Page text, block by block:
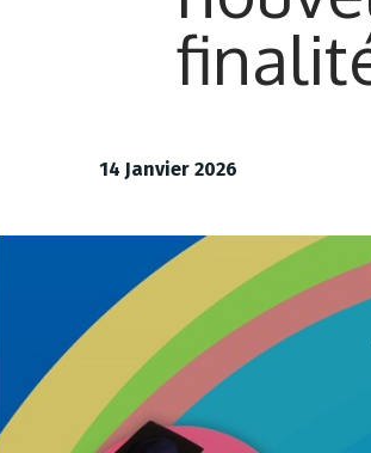
14 Janvier 2026